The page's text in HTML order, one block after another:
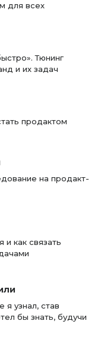
для всех
Тюнинг
и их задач
продактом
на продакт-
и как связать
узнал, став
бы знать, будучи